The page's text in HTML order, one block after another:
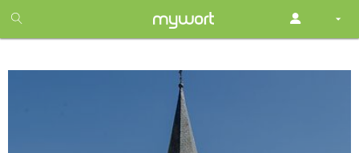
month
free